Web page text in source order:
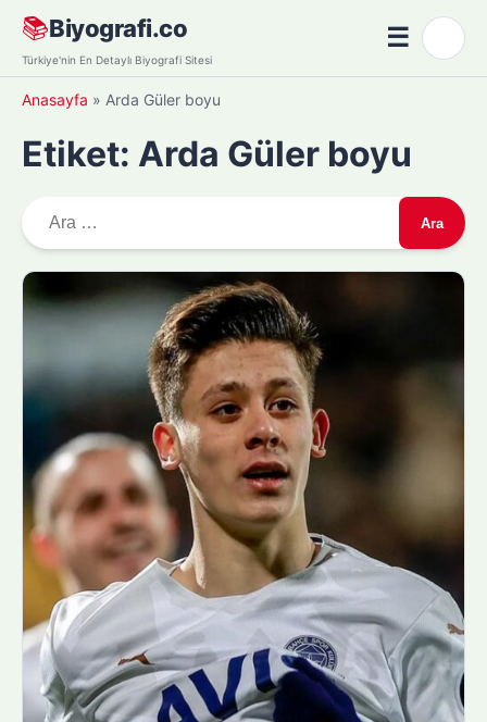
Skip
content
📚Biyografi.co
Türkiye'nin En Detaylı Biyografi Sitesi
☰Menü
Anasayfa » Arda Güler boyu
Etiket: Arda Güler boyu
r
m
a